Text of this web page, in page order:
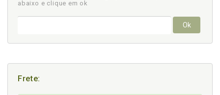
abaixo e clique em ok
Ok
Frete: